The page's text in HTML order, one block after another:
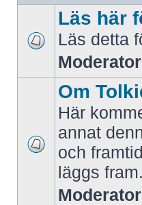
Läs här
Läs detta
Om
Här
annat
och
läggs fram.